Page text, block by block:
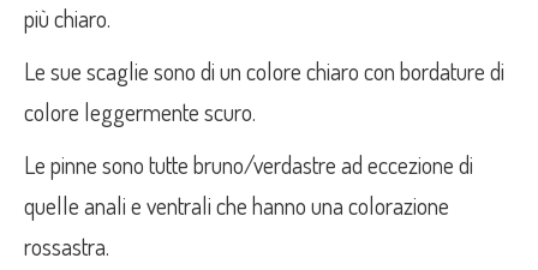
più chiaro.
Le sue scaglie sono di un colore chiaro con bordature di
colore leggermente scuro.
Le pinne sono tutte bruno/verdastre ad eccezione di
quelle anali e ventrali che hanno una colorazione
rossastra.